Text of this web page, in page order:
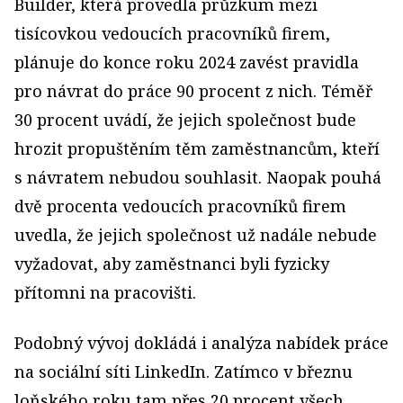
Builder, která provedla průzkum mezi
tisícovkou vedoucích pracovníků firem,
plánuje do konce roku 2024 zavést pravidla
pro návrat do práce 90 procent z nich. Téměř
30 procent uvádí, že jejich společnost bude
hrozit propuštěním těm zaměstnancům, kteří
s návratem nebudou souhlasit. Naopak pouhá
dvě procenta vedoucích pracovníků firem
uvedla, že jejich společnost už nadále nebude
vyžadovat, aby zaměstnanci byli fyzicky
přítomni na pracovišti.
Podobný vývoj dokládá i analýza nabídek práce
na sociální síti LinkedIn. Zatímco v březnu